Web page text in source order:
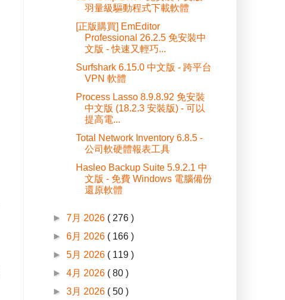
羽量級驅動程式下載軟體
[正版購買] EmEditor
Professional 26.2.5 免安裝中
文版 - 快速又輕巧...
Surfshark 6.15.0 中文版 - 跨平台
VPN 軟體
Process Lasso 8.9.8.92 免安裝
中文版 (18.2.3 安裝版) - 可以
提高電...
Total Network Inventory 6.8.5 -
公司軟硬體報表工具
Hasleo Backup Suite 5.9.2.1 中
文版 - 免費 Windows 電腦備份
還原軟體
►7月 2026 ( 276 )
►6月 2026 ( 166 )
►5月 2026 ( 119 )
►4月 2026 ( 80 )
►3月 2026 ( 50 )